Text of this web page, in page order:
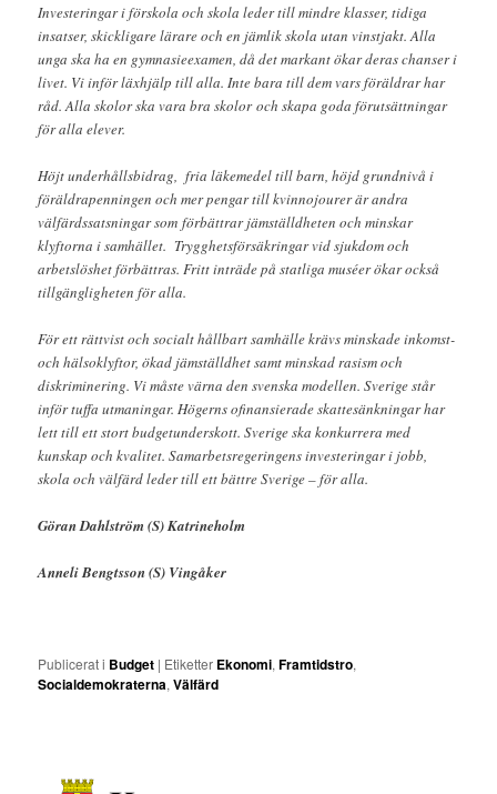
Investeringar i förskola och skola leder till mindre klasser, tidiga
insatser, skickligare lärare och en jämlik skola utan vinstjakt. Alla
unga ska ha en gymnasieexamen, då det markant ökar deras chanser i
livet. Vi inför läxhjälp till alla. Inte bara till dem vars föräldrar har
råd. Alla skolor ska vara bra skolor och skapa goda förutsättningar
för alla elever.
Höjt underhållsbidrag, fria läkemedel till barn, höjd grundnivå i
föräldrapenningen och mer pengar till kvinnojourer är andra
välfärdssatsningar som förbättrar jämställdheten och minskar
klyftorna i samhället. Trygghetsförsäkringar vid sjukdom och
arbetslöshet förbättras. Fritt inträde på statliga muséer ökar också
tillgängligheten för alla.
För ett rättvist och socialt hållbart samhälle krävs minskade inkomst-
och hälsoklyftor, ökad jämställdhet samt minskad rasism och
diskriminering. Vi måste värna den svenska modellen. Sverige står
inför tuffa utmaningar. Högerns ofinansierade skattesänkningar har
lett till ett stort budgetunderskott. Sverige ska konkurrera med
kunskap och kvalitet. Samarbetsregeringens investeringar i jobb,
skola och välfärd leder till ett bättre Sverige – för alla.
Göran Dahlström (S) Katrineholm
Anneli Bengtsson (S) Vingåker
Publicerat i Budget | Etiketter Ekonomi,Framtidstro,
Socialdemokraterna,Välfärd